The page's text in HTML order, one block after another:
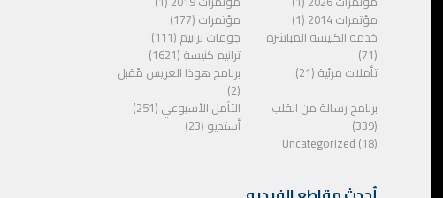
مؤتمرات 2014 (1)
مؤتمرات (177)
خدمة الكنيسة المباشرة
(71)
جوقات ترانيم (111)
ترانيم كنيسة (1621)
تأملات مرئية (21)
برنامج هوذا العريس مًقبل
(2)
برنامج رسالة من القلب
(339)
التأمل الأسبوعي (251)
أستديو (23)
Uncategorized (18)